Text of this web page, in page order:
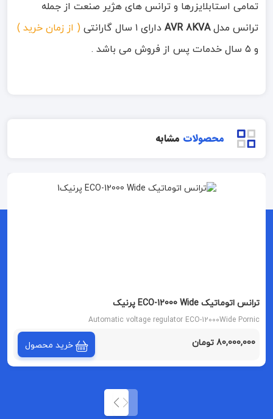
تمامی استابلایزرها و ترانس های هژیر صنعت از جمله
ترانس مدلAVR 8KVA دارای ۱ سال گارانتی
( از زمان خرید )
و ۵ سال خدمات پس از فروش می باشد .
محصولات مشابه
ترانس اتوماتیک ECO-12000 Wide پرنیک
Automatic voltage regulator ECO-12000Wide Pornic
80,000,000 تومان خرید محصول